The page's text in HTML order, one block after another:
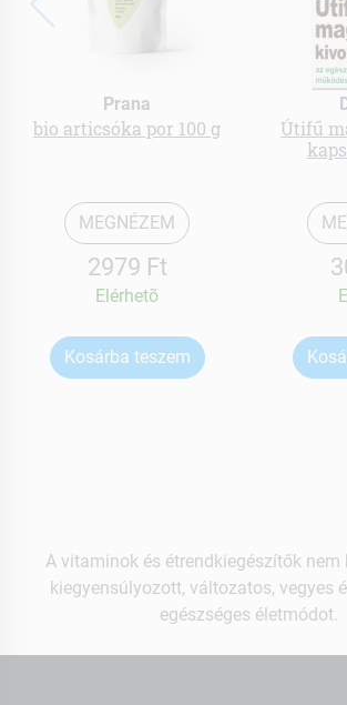
Prana
bio articsóka por 100 g
MEGNÉZEM
2979 Ft
Elérhetõ
Kosárba teszem
Útifű
A vitaminok és étrendkiegészítők nem
kiegyensúlyozott, változatos, vegyes
egészséges életmódot.